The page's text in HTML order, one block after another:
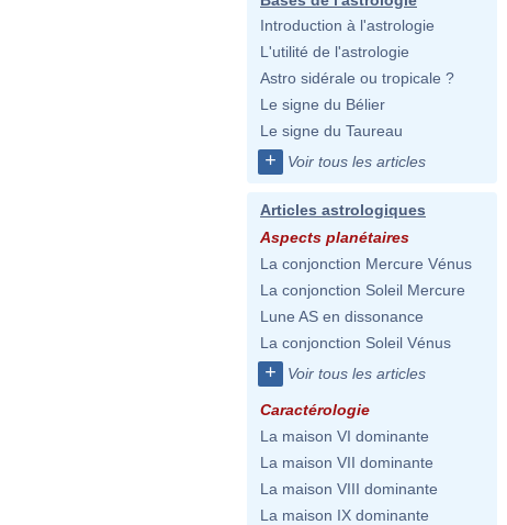
Introduction à l'astrologie
L'utilité de l'astrologie
Astro sidérale ou tropicale ?
Le signe du Bélier
Le signe du Taureau
+ Voir tous les articles
Articles astrologiques
Aspects planétaires
La conjonction Mercure Vénus
La conjonction Soleil Mercure
Lune AS en dissonance
La conjonction Soleil Vénus
+ Voir tous les articles
Caractérologie
La maison VI dominante
La maison VII dominante
La maison VIII dominante
La maison IX dominante